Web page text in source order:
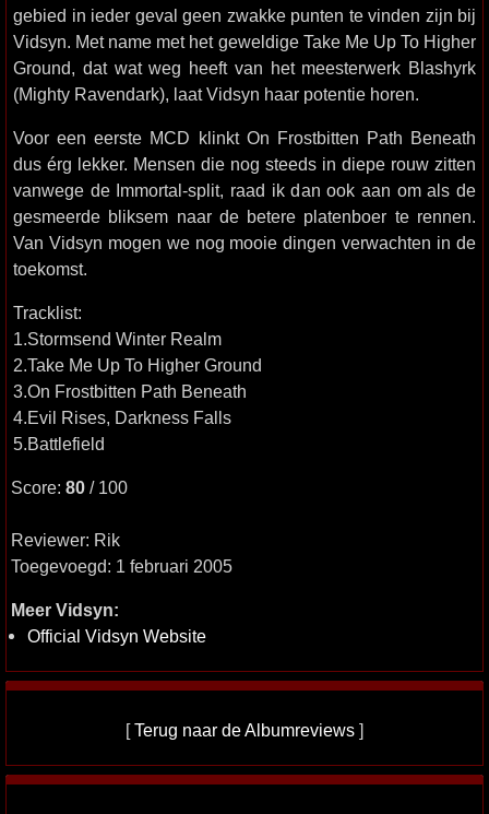
gebied in ieder geval geen zwakke punten te vinden zijn bij
Vidsyn. Met name met het geweldige Take Me Up To Higher
Ground, dat wat weg heeft van het meesterwerk Blashyrk
(Mighty Ravendark), laat Vidsyn haar potentie horen.
Voor een eerste MCD klinkt On Frostbitten Path Beneath
dus érg lekker. Mensen die nog steeds in diepe rouw zitten
vanwege de Immortal-split, raad ik dan ook aan om als de
gesmeerde bliksem naar de betere platenboer te rennen.
Van Vidsyn mogen we nog mooie dingen verwachten in de
toekomst.
Tracklist:
1.Stormsend Winter Realm
2.Take Me Up To Higher Ground
3.On Frostbitten Path Beneath
4.Evil Rises, Darkness Falls
5.Battlefield
Score: 80 / 100
Reviewer: Rik
Toegevoegd: 1 februari 2005
Meer Vidsyn:
Official Vidsyn Website
[Terug naar de Albumreviews ]